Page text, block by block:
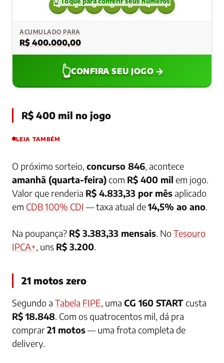
4 2 6 8 8 4 1
ACUMULADO PARA
R$ 400.000,00
👆CONFIRA SEU JOGO →
R$ 400 mil no jogo
LEIA TAMBÉM
O próximo sorteio, concurso 846, acontece
amanhã (quarta-feira)com R$ 400 mil em jogo.
Valor que renderia R$ 4.833,33 por mêsaplicado
em CDB 100% CDI — taxa atual de14,5% ao ano.
Na poupança? R$ 3.383,33 mensais. NoTesouro
IPCA+, uns R$ 3.200.
21 motos zero
Segundo a Tabela FIPE, uma CG 160 STARTcusta
R$ 18.848. Com os quatrocentos mil, dá pra
comprar21 motos— uma frota completa de
delivery.